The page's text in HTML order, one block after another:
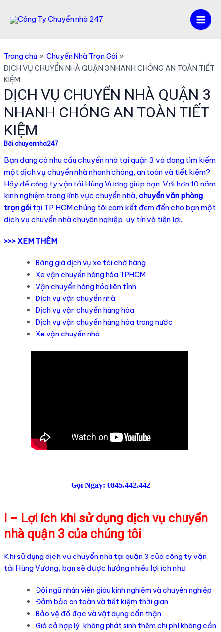
Main
Trang chủ
Chuyển Nhà Trọn Gói
DỊCH VỤ CHUYỂN NHÀ QUẬN 3 NHANH CHÓNG AN TOÀN TIẾT
KIỆM
DỊCH VỤ CHUYỂN NHÀ QUẬN 3
NHANH CHÓNG AN TOÀN TIẾT
KIỆM
Bởi chuyennha247
Bạn đang có nhu cầu chuyển nhà tại quận 3 và đang tìm kiếm
một dịch vụ chuyển nhà nhanh chóng, an toàn và tiết kiệm?
Hãy để công ty vận tải Hùng Vương giúp bạn. Với hơn 10 năm
kinh nghiệm trong lĩnh vực chuyển nhà, chuyển văn phòng
trọn góitại TP HCM chúng tôi cam kết đem đến cho bạn một
dịch vụ chuyển nhà chuyên nghiệp, uy tín và tiện lợi.
>>> XEM THÊM
Bảng giá dịch vụ xe tải chở hàng
Xe vận chuyển hàng hóa TPHCM
Vận chuyển hàng hóa liên tỉnh
Dịch vụ vận chuyển nhà
Dịch vụ vận chuyển hàng hóa
Dịch vụ vận chuyển hàng hóa trong nước
Xe vận chuyển nhà
Gọi Ngay: 0845.442.442
I – Lợi ích khi sử dụng dịch vụ chuyển
nhà quận 3 của chúng tôi
Khi sử dụng dịch vụ chuyển nhà tại quận 3 của công ty vận
tải Hùng Vương, bạn sẽ được hưởng nhiều lợi ích như:
Đội ngũ nhân viên giàu kinh nghiệm và chuyên nghiệp
Đảm bảo an toàn và tiết kiệm thời gian
Bảo vệ đồ đạc và vật dụng cẩn thận
Giá cả hợp lý, không phát sinh thêm chi phí không cần